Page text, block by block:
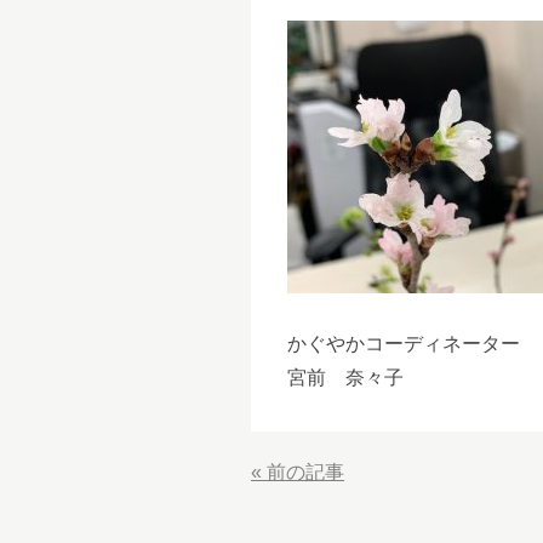
かぐやかコーディネーター
宮前 奈々子
« 前の記事